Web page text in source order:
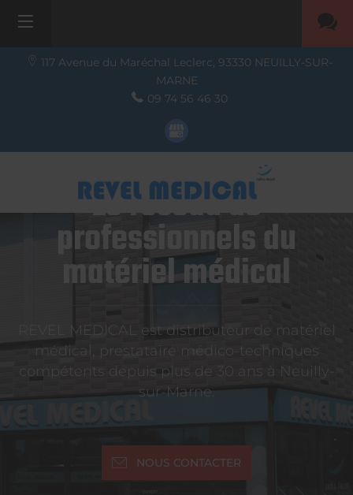
117 Avenue du Maréchal Leclerc, 93330 NEUILLY-SUR-
MARNE
09 74 56 46 30
Le réseau de
professionnels du
matériel médical
REVEL MEDICAL est distributeur de matériel
médical, prestataire médico-techniques
compétents depuis plus de 30 ans à Neuilly-
sur-Marne.
NOUS CONTACTER